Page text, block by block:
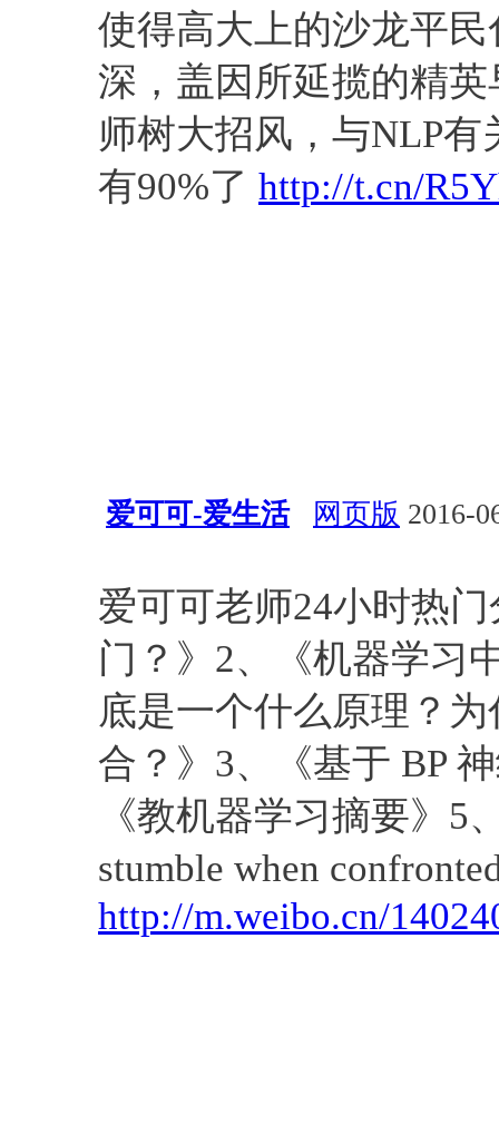
使得高大上的沙龙平
深，盖因所延揽的精
师树大招风，与NLP
有90%了 http://t.cn/
爱可可-爱生活 网页版 2016-
爱可可老师24小时热
门？》2、《机器学习
底是一个什么原理？
合？》3、《基于 BP
《教机器学习摘要》5
stumble when
http://m.weibo.cn/